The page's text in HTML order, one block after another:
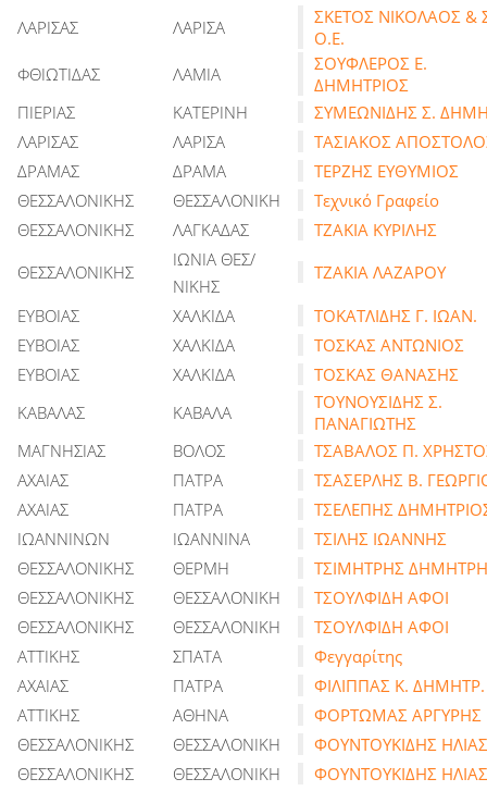
ΛΑΡΙΣΑΣ
ΛΑΡΙΣΑ
ΣΚΕΤΟΣ ΝΙΚΟΛΑΟΣ &
Ο.Ε.
ΦΘΙΩΤΙΔΑΣ
ΛΑΜΙΑ
ΣΟΥΦΛΕΡΟΣ Ε.
ΔΗΜΗΤΡΙΟΣ
ΠΙΕΡΙΑΣ
ΚΑΤΕΡΙΝΗ
ΣΥΜΕΩΝΙΔΗΣ Σ.
ΛΑΡΙΣΑΣ
ΛΑΡΙΣΑ
ΤΑΣΙΑΚΟΣ
ΔΡΑΜΑΣ
ΔΡΑΜΑ
ΤΕΡΖΗΣ ΕΥΘΥΜΙΟΣ
ΘΕΣΣΑΛΟΝΙΚΗΣ
ΘΕΣΣΑΛΟΝΙΚΗ
Τεχνικό Γραφείο
ΘΕΣΣΑΛΟΝΙΚΗΣ
ΛΑΓΚΑΔΑΣ
ΤΖΑΚΙΑ ΚΥΡΙΛΗΣ
ΘΕΣΣΑΛΟΝΙΚΗΣ
ΙΩΝΙΑ ΘΕΣ/
ΝΙΚΗΣ
ΤΖΑΚΙΑ ΛΑΖΑΡΟΥ
ΕΥΒΟΙΑΣ
ΧΑΛΚΙΔΑ
ΤΟΚΑΤΛΙΔΗΣ Γ. ΙΩΑΝ.
ΕΥΒΟΙΑΣ
ΧΑΛΚΙΔΑ
ΤΟΣΚΑΣ ΑΝΤΩΝΙΟΣ
ΕΥΒΟΙΑΣ
ΧΑΛΚΙΔΑ
ΤΟΣΚΑΣ ΘΑΝΑΣΗΣ
ΚΑΒΑΛΑΣ
ΚΑΒΑΛΑ
ΤΟΥΝΟΥΣΙΔΗΣ Σ.
ΠΑΝΑΓΙΩΤΗΣ
ΜΑΓΝΗΣΙΑΣ
ΒΟΛΟΣ
ΤΣΑΒΑΛΟΣ Π.
ΑΧΑΙΑΣ
ΠΑΤΡΑ
ΤΣΑΣΕΡΛΗΣ Β.
ΑΧΑΙΑΣ
ΠΑΤΡΑ
ΤΣΕΛΕΠΗΣ
ΙΩΑΝΝΙΝΩΝ
ΙΩΑΝΝΙΝΑ
ΤΣΙΛΗΣ ΙΩΑΝΝΗΣ
ΘΕΣΣΑΛΟΝΙΚΗΣ
ΘΕΡΜΗ
ΤΣΙΜΗΤΡΗΣ
ΘΕΣΣΑΛΟΝΙΚΗΣ
ΘΕΣΣΑΛΟΝΙΚΗ
ΤΣΟΥΛΦΙΔΗ ΑΦΟΙ
ΘΕΣΣΑΛΟΝΙΚΗΣ
ΘΕΣΣΑΛΟΝΙΚΗ
ΤΣΟΥΛΦΙΔΗ ΑΦΟΙ
ΑΤΤΙΚΗΣ
ΣΠΑΤΑ
Φεγγαρίτης
ΑΧΑΙΑΣ
ΠΑΤΡΑ
ΦΙΛΙΠΠΑΣ Κ. ΔΗΜΗΤΡ.
ΑΤΤΙΚΗΣ
ΑΘΗΝΑ
ΦΟΡΤΩΜΑΣ ΑΡΓΥΡΗΣ
ΘΕΣΣΑΛΟΝΙΚΗΣ
ΘΕΣΣΑΛΟΝΙΚΗ
ΦΟΥΝΤΟΥΚΙΔΗΣ ΗΛΙΑΣ
ΘΕΣΣΑΛΟΝΙΚΗΣ
ΘΕΣΣΑΛΟΝΙΚΗ
ΦΟΥΝΤΟΥΚΙΔΗΣ ΗΛΙΑΣ